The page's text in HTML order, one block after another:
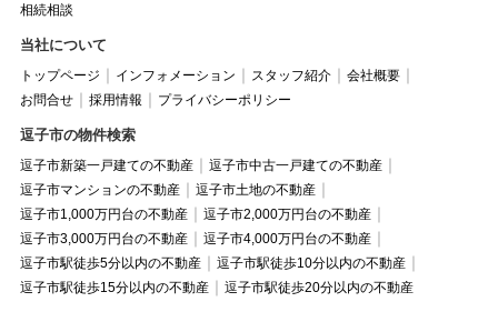
相続相談
当社について
トップページ インフォメーション スタッフ紹介
会社概要
お問合せ
採用情報 プライバシーポリシー
逗子市の物件検索
逗子市新築一戸建ての不動産
逗子市中古一戸建ての不動産
逗子市マンションの不動産
逗子市土地の不動産
逗子市1,000万円台の不動産
逗子市2,000万円台の不動産
逗子市3,000万円台の不動産
逗子市4,000万円台の不動産
逗子市駅徒歩5分以内の不動産
逗子市駅徒歩10分以内の不動産
逗子市駅徒歩15分以内の不動産
逗子市駅徒歩20分以内の不動産